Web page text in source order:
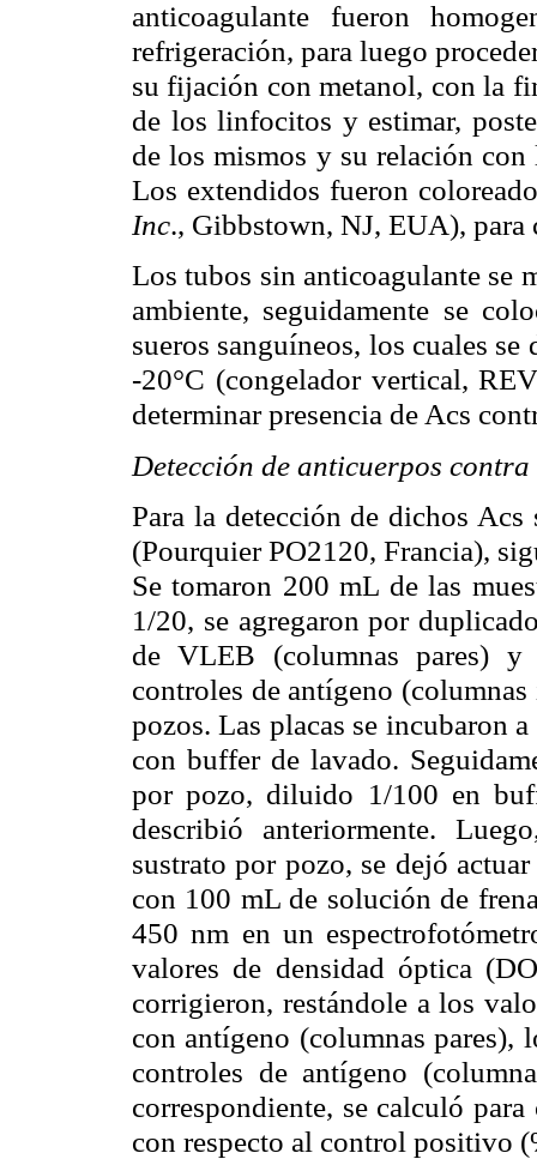
anticoagulante fueron
refrigeración, para luego
su fijación con metanol, con la
de los linfocitos y estimar,
de los mismos y su relación
Los extendidos fueron
Inc., Gibbstown, NJ, EUA),
Los tubos sin anticoagulante se
ambiente, seguidamente se
sueros sanguíneos, los cuales
-20°C (congelador vertical,
determinar presencia de Acs
Detección de anticuerpos
Para la detección de dichos
(Pourquier PO2120, Francia),
Se tomaron 200mL de las
1/20, se agregaron por
de VLEB (columnas pares)
controles de antígeno
pozos. Las placas se incubaron
con buffer de lavado.
por pozo, diluido 1/100 en
describió anteriormente.
sustrato por pozo, se dejó
con 100 mL de solución de
450 nm en un
valores de densidad óptica
corrigieron, restándole a los
con antígeno (columnas pares),
controles de antígeno
correspondiente, se calculó
con respecto al control positivo